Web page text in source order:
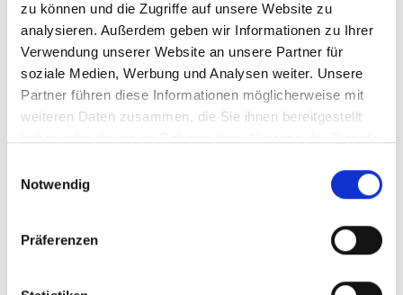
zu können und die Zugriffe auf unsere Website zu
analysieren. Außerdem geben wir Informationen zu Ihrer
Verwendung unserer Website an unsere Partner für
soziale Medien, Werbung und Analysen weiter. Unsere
Partner führen diese Informationen möglicherweise mit
weiteren Daten zusammen, die Sie ihnen bereitgestellt
Notwendig
Präferenzen
FSC®– UND PEFC-
ZERTIFIZIERT
Bauvorhaben auf nachhaltige Produkte.
vielseitig einsetzbar und haben eine lange